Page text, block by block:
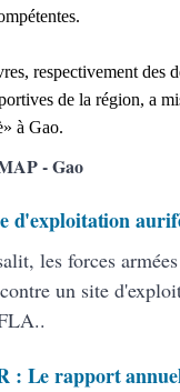
respectivement des
de la région, a
à Gao.
- Gao
d'exploitation
les forces
un site
: Le rapport